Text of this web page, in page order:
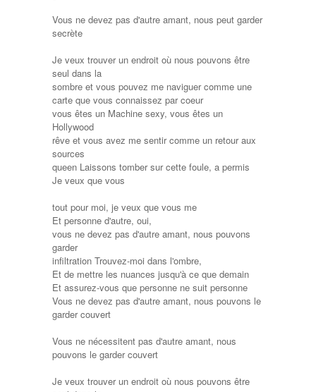
Vous ne devez pas d'autre amant, nous peut garder
secrète
Je veux trouver un endroit où nous pouvons être
seul dans la
sombre et vous pouvez me naviguer comme une
carte que vous connaissez par coeur
vous êtes un Machine sexy, vous êtes un
Hollywood
rêve et vous avez me sentir comme un retour aux
sources
queen Laissons tomber sur cette foule, a permis
Je veux que vous
tout pour moi, je veux que vous me
Et personne d'autre, oui,
vous ne devez pas d'autre amant, nous pouvons
garder
infiltration Trouvez-moi dans l'ombre,
Et de mettre les nuances jusqu'à ce que demain
Et assurez-vous que personne ne suit personne
Vous ne devez pas d'autre amant, nous pouvons le
garder couvert
Vous ne nécessitent pas d'autre amant, nous
pouvons le garder couvert
Je veux trouver un endroit où nous pouvons être